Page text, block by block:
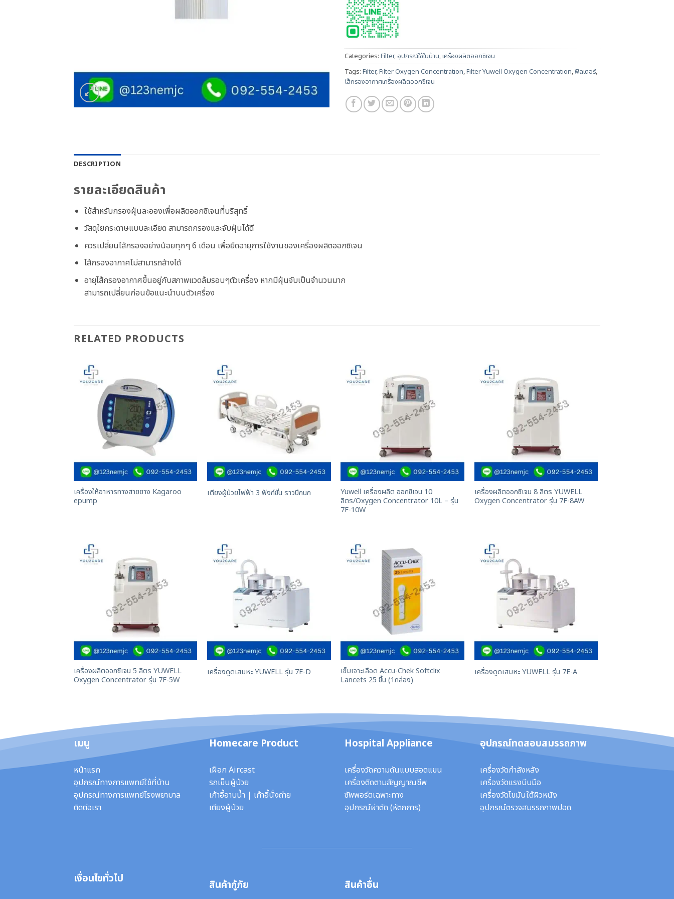
Categories: Filter,อุปกรณ์ใช้ในบ้าน,เครื่องผลิตออกซิเจน
Tags: Filter,Filter Oxygen Concentration,Filter Yuwell Oxygen Concentration,ฟิลเตอร์,
ไส้กรองอากาศเครื่องผลิตออกซิเจน
DESCRIPTION
รายละเอียดสินค้า
ใช้สำหรับกรองฝุ่นละอองเพื่อผลิตออกซิเจนที่บริสุทธิ์
วัสดุใยกระดาษแบบละเอียด สามารถกรองและจับฝุ่นได้ดี
ควรเปลี่ยนไส้กรองอย่างน้อยทุกๆ 6 เดือน เพื่อยืดอายุการใช้งานของเครื่องผลิตออกซิเจน
ไส้กรองอากาศไม่สามารถล้างได้
อายุไส้กรองอากาศขึ้นอยู่กับสภาพแวดล้มรอบๆตัวเครื่อง หากมีฝุ่นจับเป็นจำนวนมาก
สามารถเปลี่ยนก่อนข้อแนะนำบนตัวเครื่อง
RELATED PRODUCTS
เครื่องให้อาหารทางสายยาง Kagaroo
epump
เตียงผู้ป่วยไฟฟ้า 3 ฟังก์ชั่น ราวปีกนก
Yuwell เครื่องผลิต ออกซิเจน 10
ลิตร/Oxygen Concentrator 10L – รุ่น
7F-10W
เครื่องผลิตออกซิเจน 8 ลิตร YUWELL
Oxygen Concentrator รุ่น 7F-8AW
เครื่องผลิตออกซิเจน 5 ลิตร YUWELL
Oxygen Concentrator รุ่น 7F-5W
เครื่องดูดเสมหะ YUWELL รุ่น 7E-D
เข็มเจาะเลือด Accu-Chek Softclix
Lancets 25 ชิ้น (1กล่อง)
เครื่องดูดเสมหะ YUWELL รุ่น 7E-A
เมนู
หน้าแรก
อุปกรณ์ทางการแพทย์ใช้ที่บ้าน
อุปกรณ์ทางการแพทย์โรงพยาบาล
ติดต่อเรา
Homecare Product
เฝือก Aircast
รถเข็นผู้ป่วย
เก้าอี้อาบน้ำ | เก้าอี้นั่งถ่าย
เตียงผู้ป่วย
Hospital Appliance
เครื่องวัดความดันแบบสอดแขน
เครื่องติดตามสัญญาณชีพ
ซัพพอร์ตเฉพาะทาง
อุปกรณ์ผ่าตัด (หัตถการ)
อุปกรณ์ทดสอบสมรรถภาพ
เครื่องวัดกำลังหลัง
เครื่องวัดแรงบีบมือ
เครื่องวัดไขมันใต้ผิวหนัง
อุปกรณ์ตรวจสมรรถภาพปอด
เงื่อนไขทั่วไป สินค้ากู้ภัย สินค้าอื่น